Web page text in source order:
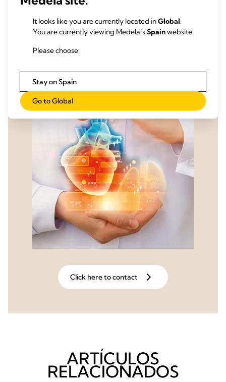
podría ser de utilidad.
alternativa a la gestión del drenaje convencional?
Click here to contact
ARTÍCULOS
RELACIONADOS
It looks like you are currently located inGlobal.
You are currently viewing Medela’sSpainwebsite.
Please choose:
Stay on Spain
Go to Global